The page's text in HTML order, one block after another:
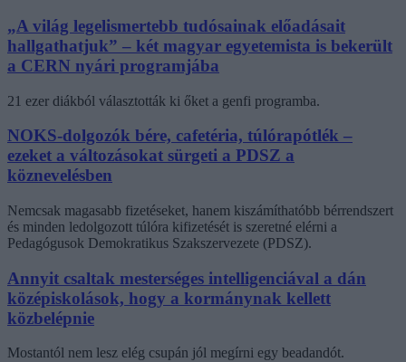
„A világ legelismertebb tudósainak előadásait
hallgathatjuk” – két magyar egyetemista is bekerült
a CERN nyári programjába
21 ezer diákból választották ki őket a genfi programba.
NOKS-dolgozók bére, cafetéria, túlórapótlék –
ezeket a változásokat sürgeti a PDSZ a
köznevelésben
Nemcsak magasabb fizetéseket, hanem kiszámíthatóbb bérrendszert
és minden ledolgozott túlóra kifizetését is szeretné elérni a
Pedagógusok Demokratikus Szakszervezete (PDSZ).
Annyit csaltak mesterséges intelligenciával a dán
középiskolások, hogy a kormánynak kellett
közbelépnie
Mostantól nem lesz elég csupán jól megírni egy beadandót.